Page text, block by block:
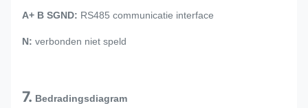
A+ B SGND: RS485 communicatie interface
N: verbonden niet speld
7. Bedradingsdiagram